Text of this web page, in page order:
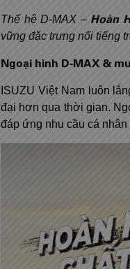
Thế hệ D-MAX – Hoàn
vững đặc trưng nổi tiếng
Ngoại hình D-MAX &
ISUZU Việt Nam luôn
đại hơn qua thời gian.
đáp ứng nhu cầu cá